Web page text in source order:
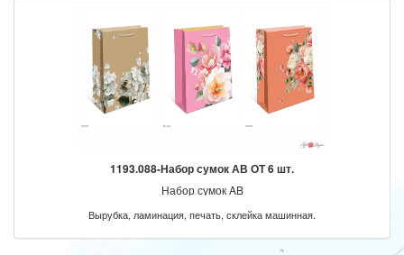
1193.088-Набор сумок АВ ОТ 6 шт.
Набор сумок AB
Вырубка, ламинация, печать, склейка машинная.